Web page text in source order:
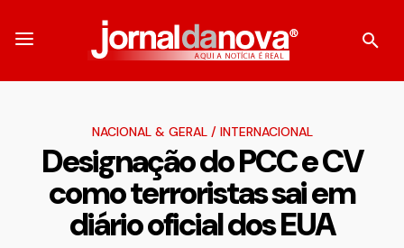
NACIONAL & GERAL/ INTERNACIONAL
Designação do PCC e CV
como terroristas sai em
diário oficial dos EUA